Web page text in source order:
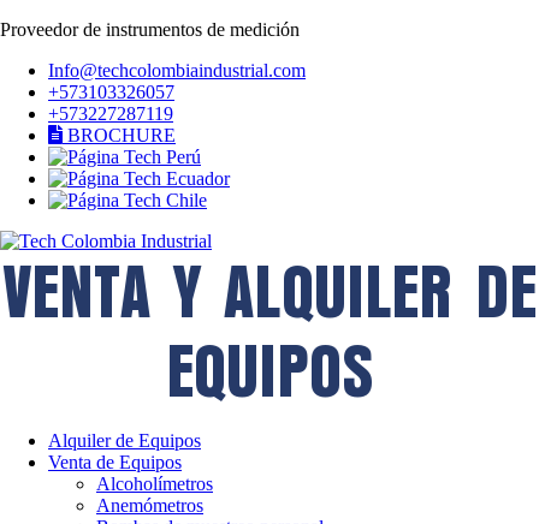
Proveedor de instrumentos de medición
Info@techcolombiaindustrial.com
+573103326057
+573227287119
BROCHURE
VENTA Y ALQUILER DE
EQUIPOS
Alquiler de Equipos
Venta de Equipos
Alcoholímetros
Anemómetros